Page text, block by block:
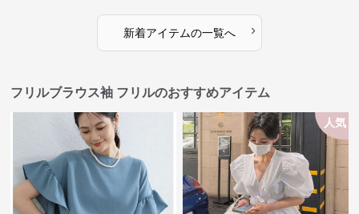
新着アイテムの一覧へ ›
フリルブラウス袖 フリルのおすすめアイテム
人気